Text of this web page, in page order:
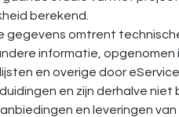
berekend.
gegevens omtrent
informatie,
en overige door
en zijn derhalve niet
en leveringen